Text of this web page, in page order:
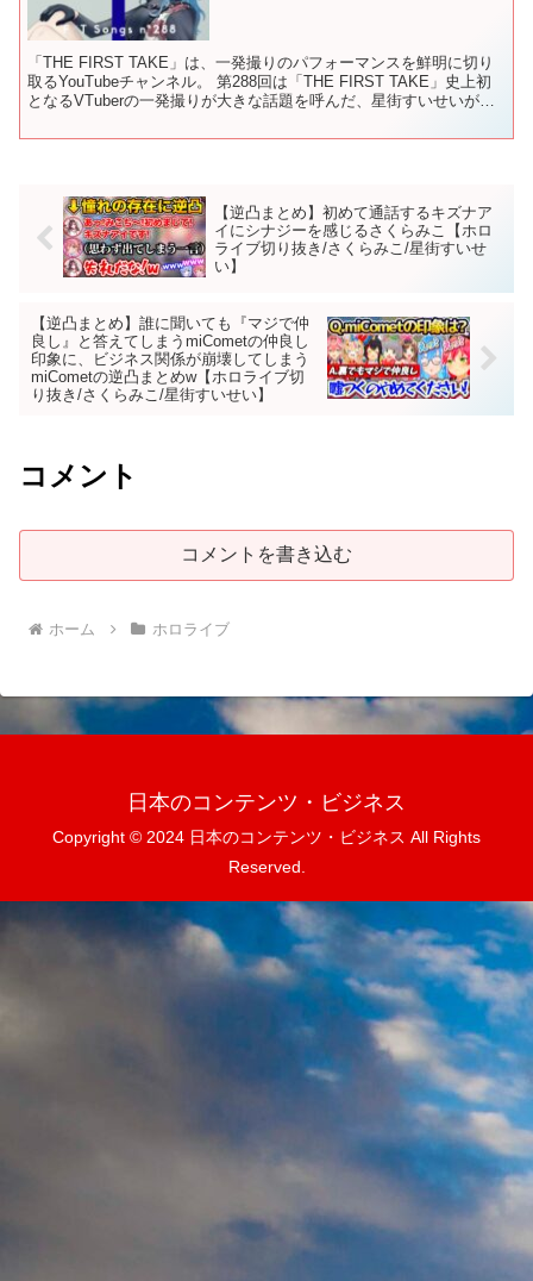
「THE FIRST TAKE」は、一発撮りのパフォーマンスを鮮明に切り
取るYouTubeチャンネル。 第288回は「THE FIRST TAKE」史上初
となるVTuberの一発撮りが大きな話題を呼んだ、星街すいせいが再
【逆凸まとめ】初めて通話するキズナア
イにシナジーを感じるさくらみこ【ホロ
ライブ切り抜き/さくらみこ/星街すいせ
い】
【逆凸まとめ】誰に聞いても『マジで仲
良し』と答えてしまうmiCometの仲良し
印象に、ビジネス関係が崩壊してしまう
miCometの逆凸まとめw【ホロライブ切
り抜き/さくらみこ/星街すいせい】
コメント
コメントを書き込む
ホーム ホロライブ
日本のコンテンツ・ビジネス
Copyright © 2024 日本のコンテンツ・ビジネス All Rights
Reserved.